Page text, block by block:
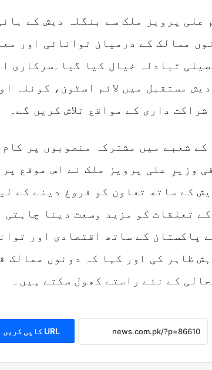
علی پرویز ملک سے بنگلہ دیش کے
ممالک کے درمیان توانائی اور
تبادلہ خیال کیا گیا۔سرکاری
مستقبل میں لائم اسٹون، کوئلہ
داری کے مواقع تلاش کریں گے۔
کے شعبے میں مشترکہ منصوبوں پر
وزیرِ علی پرویز ملک نے اس موقع
کے ساتھ تعاون کو فروغ دینے کے
تعلقات کو مزید وسعت دینا چاہتی
پاکستان کے ساتھ اقتصادی اور
ظاہر کی اور کہا کہ دونوں ممالک
کے نئے راستے کھول سکتے ہیں۔
URL کاپی کریں